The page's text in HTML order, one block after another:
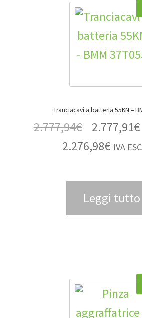
2.777,94€ 2.777,91€
2.276,98€ IVA
Leggi tutto